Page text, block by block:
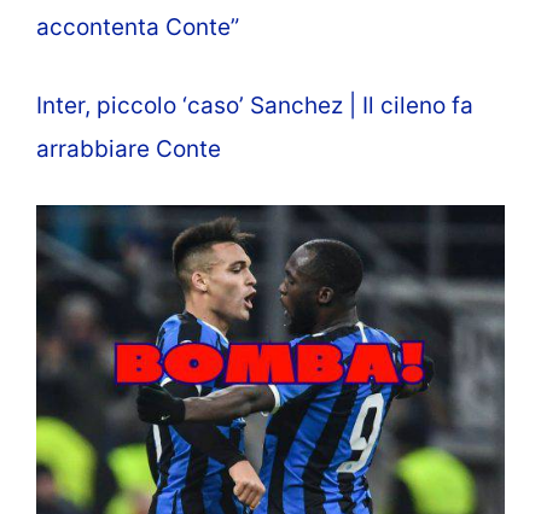
accontenta Conte”
Inter, piccolo ‘caso’ Sanchez | Il cileno fa
arrabbiare Conte